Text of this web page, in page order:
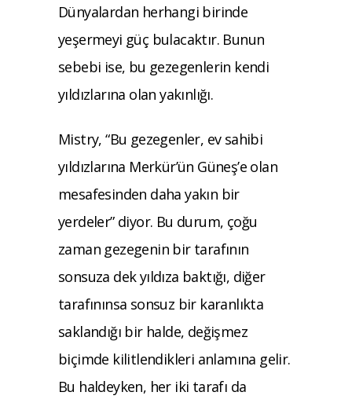
Dünyalardan herhangi birinde
yeşermeyi güç bulacaktır. Bunun
sebebi ise, bu gezegenlerin kendi
yıldızlarına olan yakınlığı.
Mistry, “Bu gezegenler, ev sahibi
yıldızlarına Merkür’ün Güneş’e olan
mesafesinden daha yakın bir
yerdeler” diyor. Bu durum, çoğu
zaman gezegenin bir tarafının
sonsuza dek yıldıza baktığı, diğer
tarafınınsa sonsuz bir karanlıkta
saklandığı bir halde, değişmez
biçimde kilitlendikleri anlamına gelir.
Bu haldeyken, her iki tarafı da